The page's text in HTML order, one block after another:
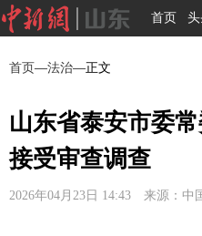
首页 头
首页—法治—正文
山东省泰安市委
接受审查调查
2026年04月23日 14:43 来源：中